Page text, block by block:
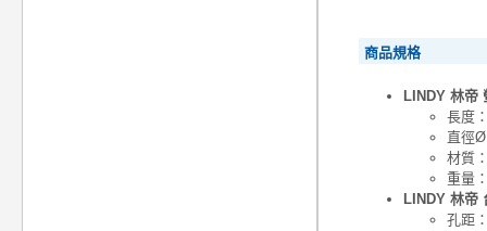
商品規格
LINDY 林帝
長度
直徑
材質
重量
LINDY 林帝
孔距